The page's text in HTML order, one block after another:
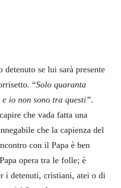
detenuto se lui sarà presente
“Solo quaranta
e io non sono tra questi”.
che vada fatta una
che la capienza del
con il Papa è ben
opera tra le folle; è
i detenuti, cristiani, atei o di